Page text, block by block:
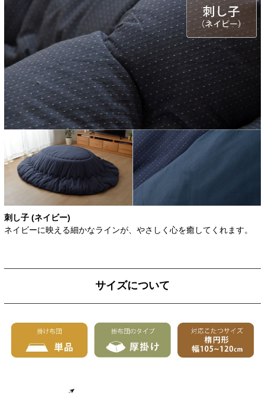
刺し子 (ネイビー)
ネイビーに映える細かなラインが、やさしく心を癒してくれます。
サイズについて